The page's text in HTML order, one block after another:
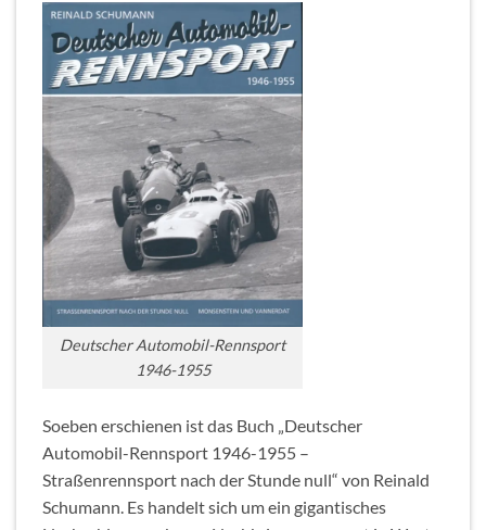
Deutscher Automobil-Rennsport
1946-1955
Soeben erschienen ist das Buch „Deutscher
Automobil-Rennsport 1946-1955 –
Straßenrennsport nach der Stunde null“ von Reinald
Schumann. Es handelt sich um ein gigantisches